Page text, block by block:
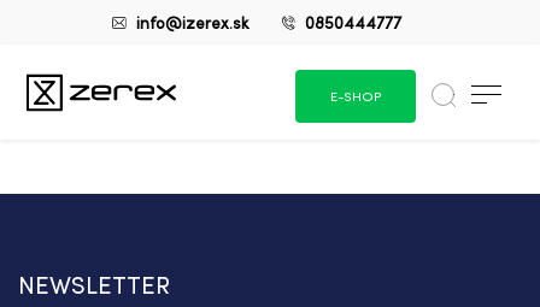
info@izerex.sk 0850444777
E-SHOP
NEWSLETTER